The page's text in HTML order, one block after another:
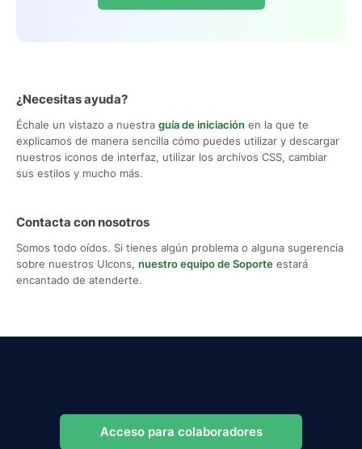
¿Necesitas ayuda?
Échale un vistazo a nuestra guía de iniciación en la que te
explicamos de manera sencilla cómo puedes utilizar y descargar
nuestros iconos de interfaz, utilizar los archivos CSS, cambiar
sus estilos y mucho más.
Contacta con nosotros
Somos todo oídos. Si tienes algún problema o alguna sugerencia
sobre nuestros UIcons, nuestro equipo de Soporte estará
encantado de atenderte.
Acceso para colaboradores